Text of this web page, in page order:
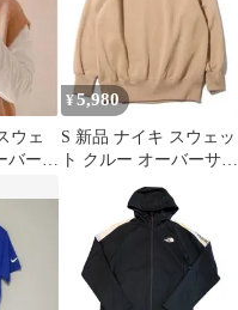
ウェ
バーサ
¥5,980
S 新品 ナイキ スウェッ
ト クルー オーバーサイ
ズ ベージュ 裏起毛